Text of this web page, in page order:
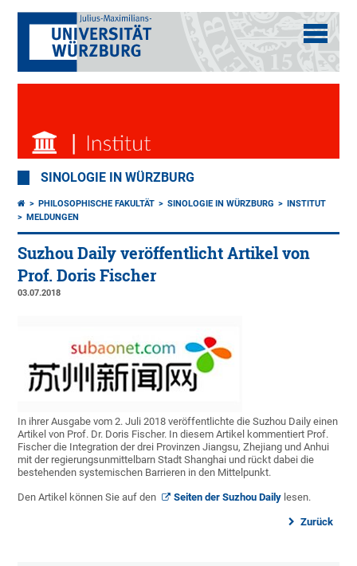
SINOLOGIE IN WÜRZBURG
PHILOSOPHISCHE FAKULTÄT SINOLOGIE IN WÜRZBURG
INSTITUT
MELDUNGEN
Suzhou Daily veröffentlicht Artikel von
Prof. Doris Fischer
03.07.2018
In ihrer Ausgabe vom 2. Juli 2018 veröffentlichte die Suzhou Daily einen
Artikel von Prof. Dr. Doris Fischer. In diesem Artikel kommentiert Prof.
Fischer die Integration der drei Provinzen Jiangsu, Zhejiang und Anhui
mit der regierungsunmittelbarn Stadt Shanghai und rückt dabei die
bestehenden systemischen Barrieren in den Mittelpunkt.
Den Artikel können Sie auf den Seiten der Suzhou Daily lesen.
Zurück